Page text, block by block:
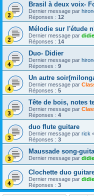
Brasil à deux voix-
Dernier message par
Réponses : 12
Mélodie sur l'étude
Dernier message par
Réponses : 14
Duo- Didier
Dernier message par
Réponses : 9
Un autre
Dernier message par
Réponses : 5
Tête de bois, notes
Dernier message par
Réponses : 4
duo flute guitare
Dernier message par rick
Réponses : 3
Maussade song-
Dernier message par
Clochette duo
Dernier message par
Réponses : 3